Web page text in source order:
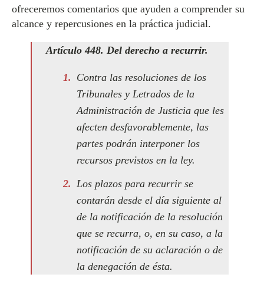
ofreceremos comentarios que ayuden a comprender su
alcance y repercusiones en la práctica judicial.
Artículo 448. Del derecho a recurrir.
Contra las resoluciones de los
Tribunales y Letrados de la
Administración de Justicia que les
afecten desfavorablemente, las
partes podrán interponer los
recursos previstos en la ley.
Los plazos para recurrir se
contarán desde el día siguiente al
de la notificación de la resolución
que se recurra, o, en su caso, a la
notificación de su aclaración o de
la denegación de ésta.